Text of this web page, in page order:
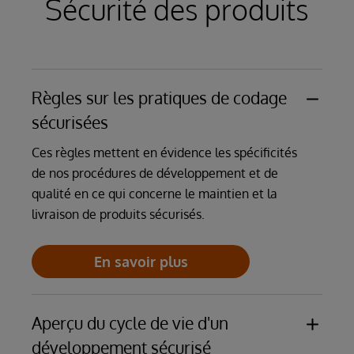
En savoir plus
Sécurité des produits
Règles sur les pratiques de codage
sécurisées
Ces règles mettent en évidence les spécificités
de nos procédures de développement et de
qualité en ce qui concerne le maintien et la
livraison de produits sécurisés.
En savoir plus
Aperçu du cycle de vie d'un
développement sécurisé